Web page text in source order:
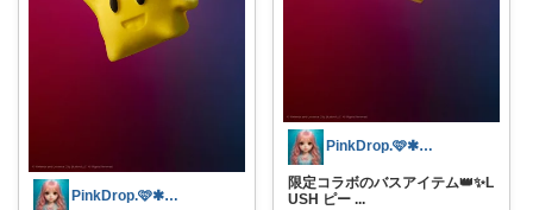
PinkDrop.🩷✱ご購入感謝ﾃﾞｽ
PinkDrop.🩷✱ご購入感謝ﾃﾞｽ
限定コラボのバスアイテム👑✨L
USH ピー ...